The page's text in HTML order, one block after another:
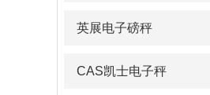
英展电子磅秤
CAS凯士电子秤